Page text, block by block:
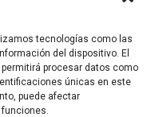
tecnologías como las
del dispositivo. El
procesar datos como
únicas en este
puede afectar
Campaña ,